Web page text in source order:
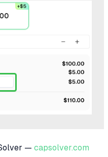
— capsolver.com